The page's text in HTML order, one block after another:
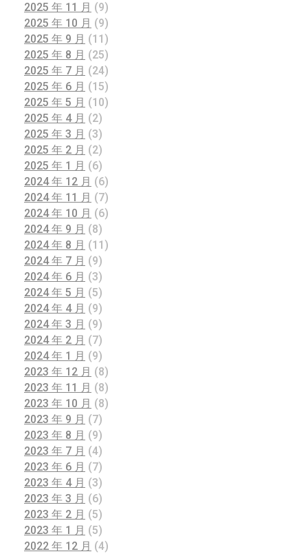
2025 年 11 月 (9)
2025 年 10 月 (9)
2025 年 9 月 (11)
2025 年 8 月 (25)
2025 年 7 月 (24)
2025 年 6 月 (15)
2025 年 5 月 (10)
2025 年 4 月 (2)
2025 年 3 月 (3)
2025 年 2 月 (2)
2025 年 1 月 (6)
2024 年 12 月 (6)
2024 年 11 月 (7)
2024 年 10 月 (6)
2024 年 9 月 (8)
2024 年 8 月 (11)
2024 年 7 月 (9)
2024 年 6 月 (3)
2024 年 5 月 (5)
2024 年 4 月 (9)
2024 年 3 月 (9)
2024 年 2 月 (7)
2024 年 1 月 (9)
2023 年 12 月 (8)
2023 年 11 月 (8)
2023 年 10 月 (8)
2023 年 9 月 (7)
2023 年 8 月 (9)
2023 年 7 月 (4)
2023 年 6 月 (7)
2023 年 4 月 (3)
2023 年 3 月 (6)
2023 年 2 月 (5)
2023 年 1 月 (5)
2022 年 12 月 (4)